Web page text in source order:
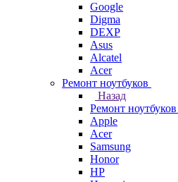
Google
Digma
DEXP
Asus
Alcatel
Acer
Ремонт ноутбуков
Назад
Ремонт ноутбуков
Apple
Acer
Samsung
Honor
HP